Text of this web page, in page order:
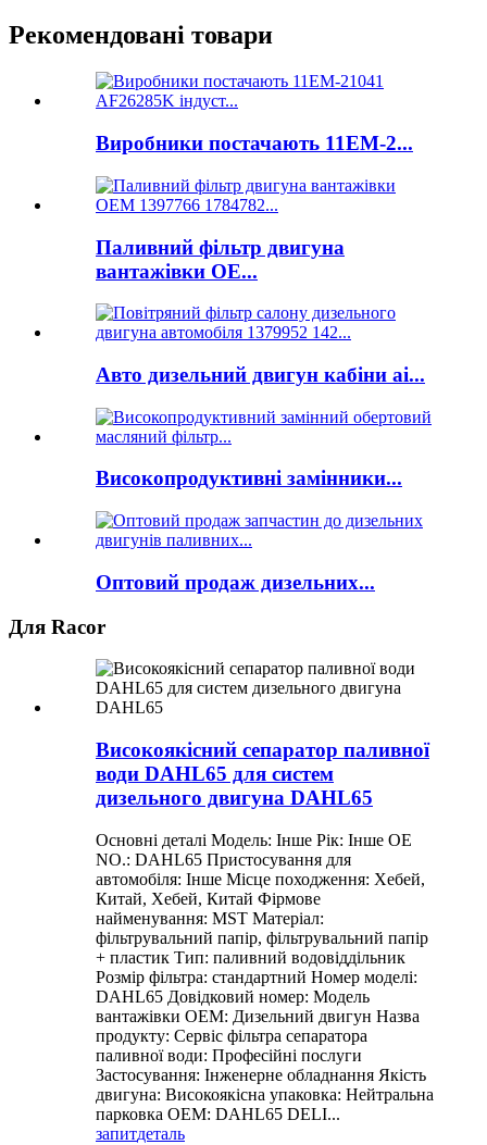
Рекомендовані товари
Виробники постачають 11ЕМ-2...
Паливний фільтр двигуна
вантажівки OE...
Авто дизельний двигун кабіни ai...
Високопродуктивні замінники...
Оптовий продаж дизельних...
Для Racor
Високоякісний сепаратор паливної
води DAHL65 для систем
дизельного двигуна DAHL65
Основні деталі Модель: Інше Рік: Інше OE
NO.: DAHL65 Пристосування для
автомобіля: Інше Місце походження: Хебей,
Китай, Хебей, Китай Фірмове
найменування: MST Матеріал:
фільтрувальний папір, фільтрувальний папір
+ пластик Тип: паливний водовіддільник
Розмір фільтра: стандартний Номер моделі:
DAHL65 Довідковий номер: Модель
вантажівки OEM: Дизельний двигун Назва
продукту: Сервіс фільтра сепаратора
паливної води: Професійні послуги
Застосування: Інженерне обладнання Якість
двигуна: Високоякісна упаковка: Нейтральна
парковка OEM: DAHL65 DELI...
запитдеталь